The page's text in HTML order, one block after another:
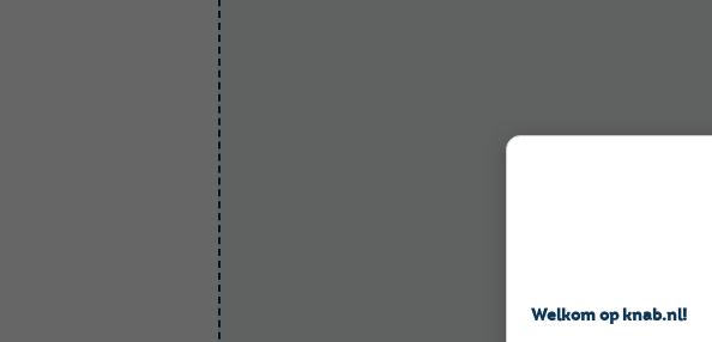
Welkom op knab.nl!